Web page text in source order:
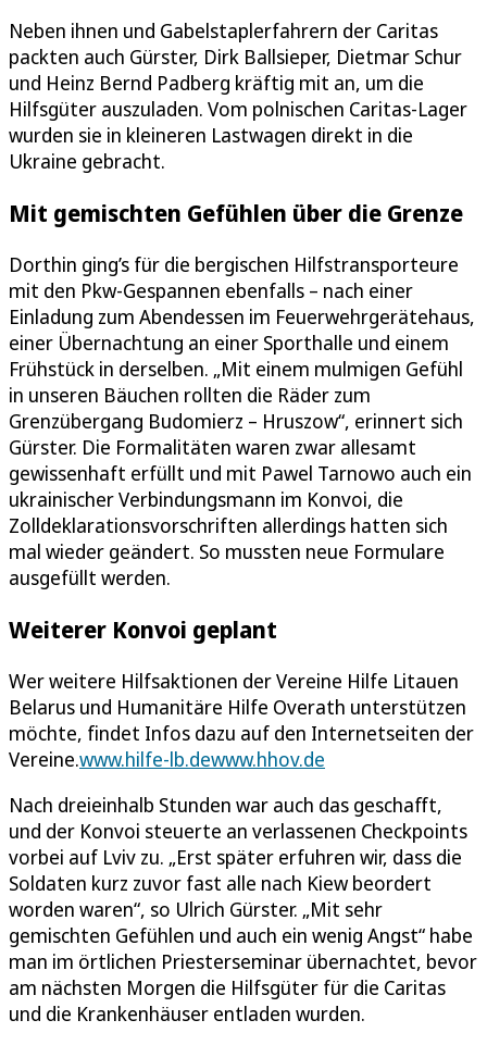
Neben ihnen und Gabelstaplerfahrern der Caritas
packten auch Gürster, Dirk Ballsieper, Dietmar Schur
und Heinz Bernd Padberg kräftig mit an, um die
Hilfsgüter auszuladen. Vom polnischen Caritas-Lager
wurden sie in kleineren Lastwagen direkt in die
Ukraine gebracht.
Mit gemischten Gefühlen über die Grenze
Dorthin ging’s für die bergischen Hilfstransporteure
mit den Pkw-Gespannen ebenfalls – nach einer
Einladung zum Abendessen im Feuerwehrgerätehaus,
einer Übernachtung an einer Sporthalle und einem
Frühstück in derselben. „Mit einem mulmigen Gefühl
in unseren Bäuchen rollten die Räder zum
Grenzübergang Budomierz – Hruszow“, erinnert sich
Gürster. Die Formalitäten waren zwar allesamt
gewissenhaft erfüllt und mit Pawel Tarnowo auch ein
ukrainischer Verbindungsmann im Konvoi, die
Zolldeklarationsvorschriften allerdings hatten sich
mal wieder geändert. So mussten neue Formulare
ausgefüllt werden.
Weiterer Konvoi geplant
Wer weitere Hilfsaktionen der Vereine Hilfe Litauen
Belarus und Humanitäre Hilfe Overath unterstützen
möchte, findet Infos dazu auf den Internetseiten der
Vereine.www.hilfe-lb.dewww.hhov.de
Nach dreieinhalb Stunden war auch das geschafft,
und der Konvoi steuerte an verlassenen Checkpoints
vorbei auf Lviv zu. „Erst später erfuhren wir, dass die
Soldaten kurz zuvor fast alle nach Kiew beordert
worden waren“, so Ulrich Gürster. „Mit sehr
gemischten Gefühlen und auch ein wenig Angst“ habe
man im örtlichen Priesterseminar übernachtet, bevor
am nächsten Morgen die Hilfsgüter für die Caritas
und die Krankenhäuser entladen wurden.